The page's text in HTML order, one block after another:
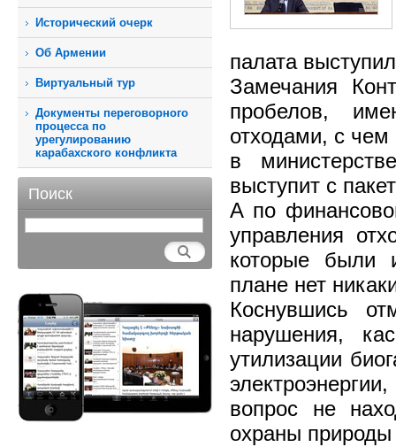
Исторический очерк
Об Армении
Виртуальный тур
Документы переговорного
процесса по
урегулированию
карабахского конфликта
Поиск
палата
Замечания
пробелов,
отходами, с
в
выступит с
А по
управления
которые были
плане нет
Коснувшись
нарушения,
утилизации
вопрос не
охраны